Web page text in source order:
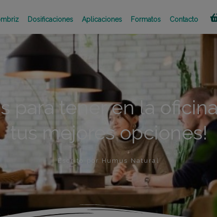
Dosificaciones Aplicaciones Formatos Contacto
para tener en la
tus mejores opciones!
Escrito por Humus Natural